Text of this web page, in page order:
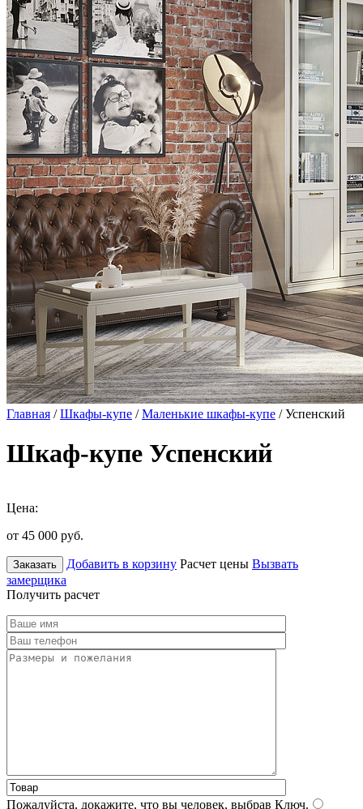
Главная /Шкафы-купе /Маленькие шкафы-купе / Успенский
Шкаф-купе Успенский
Цена:
от 45 000 руб.
Заказать Добавить в корзину Расчет цены Вызвать
замерщика
Получить расчет
Пожалуйста, докажите, что вы человек, выбрав Ключ.